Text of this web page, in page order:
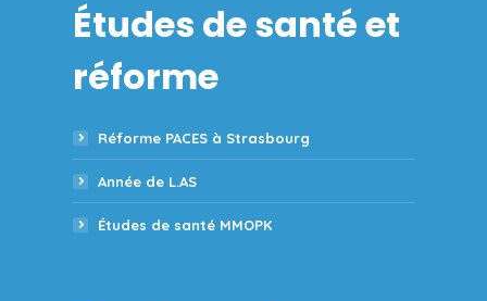
Études de santé et
réforme
Réforme PACES à Strasbourg
Année de L.AS
Études de santé MMOPK